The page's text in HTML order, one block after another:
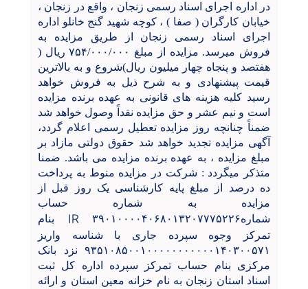
در اداره اجرای اسناد رسمی زنجان ، واقع در زنجان ،
خیابان کارگران ( صفا ) ، کوچه شهید گنج خانلو اداره
اجرای اسناد رسمی زنجان از طریق مزایده به
فروش میرسد. مزایده از مبلغ ۷۵۴/۰۰۰/۰۰۰ ریال (
هفتصد و پنجاه چهار میلیون ریال)شروع و به بالاترین
قیمت پیشنهادی و به شرح ذیل به فروش خواهد
رسید کلیه هزینه های قانونی به عهده برنده مزایده
است و نیم عشر و حق مزایده نقداً وصول خواهد شد
ضمناً چنانچه روز مزایده تعطیل رسمی اعلام گردد،
آگهی مزایده تجدید خواهد شد حقوق دولتی مازاد بر
مبلغ مزایده ، به عهده برنده مزایده می باشد. ضمنا
متذکر میگردد : شرکت در مزایده منوط به پرداخت
ده درصد از مبلغ پایه کارشناسی یک روز قبل از
مزایده به شماره حساب
شماره۳۹۰۱۰۰۰۰۴۰۶۸۰۱۳۲۰۷۷۷۵۲۲۶
IR
بنام
تمرکز وجوه سپرده جاری با شناسه واریز
۹۳۵۱۰۸۵۰۰۱۰۰۰۰۰۰۰۰۰۰۰۱۴۰۳۰۰۵۷۱ نزد بانک
مرکزی بنام حساب تمرکز سپرده اداره کل ثبت
اسناد استان زنجان به نام خزانه معین استان و ارائه